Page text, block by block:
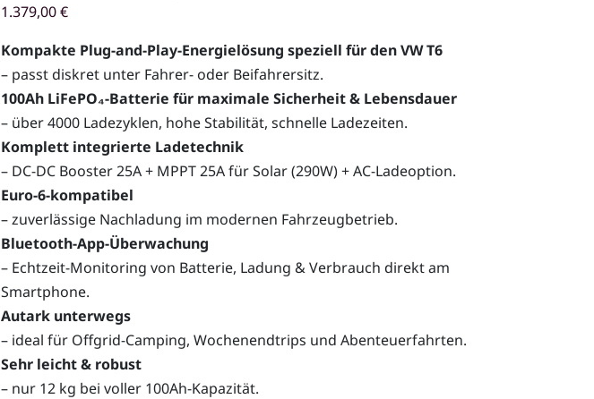
1.379,00€
Kompakte Plug-and-Play-Energielösung speziell für den VW T6
– passt diskret unter Fahrer- oder Beifahrersitz.
100Ah LiFePO₄-Batterie für maximale Sicherheit & Lebensdauer
– über 4000 Ladezyklen, hohe Stabilität, schnelle Ladezeiten.
Komplett integrierte Ladetechnik
– DC-DC Booster 25A + MPPT 25A für Solar (290W) + AC-Ladeoption.
Euro-6-kompatibel
– zuverlässige Nachladung im modernen Fahrzeugbetrieb.
Bluetooth-App-Überwachung
– Echtzeit-Monitoring von Batterie, Ladung & Verbrauch direkt am
Smartphone.
Autark unterwegs
– ideal für Offgrid-Camping, Wochenendtrips und Abenteuerfahrten.
Sehr leicht & robust
– nur 12 kg bei voller 100Ah-Kapazität.